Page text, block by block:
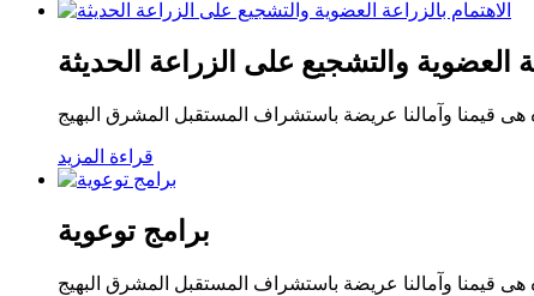
العضوية والتشجيع على الزراعة الحديثة
فهذه هى قيمنا وآمالنا عريضة باستشراف المستقبل المشرق البهيج
قراءة المزيد
برامج توعوية
فهذه هى قيمنا وآمالنا عريضة باستشراف المستقبل المشرق البهيج